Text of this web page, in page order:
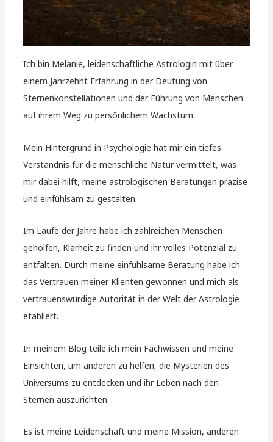
Ich bin Melanie, leidenschaftliche Astrologin mit über
einem Jahrzehnt Erfahrung in der Deutung von
Sternenkonstellationen und der Führung von Menschen
auf ihrem Weg zu persönlichem Wachstum.
Mein Hintergrund in Psychologie hat mir ein tiefes
Verständnis für die menschliche Natur vermittelt, was
mir dabei hilft, meine astrologischen Beratungen präzise
und einfühlsam zu gestalten.
Im Laufe der Jahre habe ich zahlreichen Menschen
geholfen, Klarheit zu finden und ihr volles Potenzial zu
entfalten. Durch meine einfühlsame Beratung habe ich
das Vertrauen meiner Klienten gewonnen und mich als
vertrauenswürdige Autorität in der Welt der Astrologie
etabliert.
In meinem Blog teile ich mein Fachwissen und meine
Einsichten, um anderen zu helfen, die Mysterien des
Universums zu entdecken und ihr Leben nach den
Sternen auszurichten.
Es ist meine Leidenschaft und meine Mission, anderen